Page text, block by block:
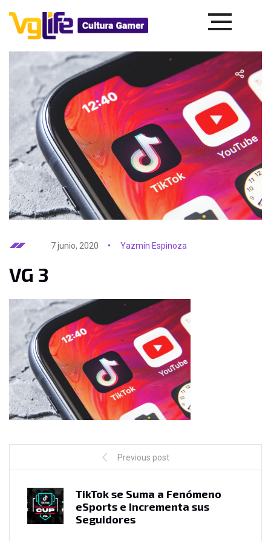
7 junio, 2020 Yazmín Espinoza
VG 3
Previous post
TikTok se Suma a Fenómeno
eSports e Incrementa sus
Seguidores